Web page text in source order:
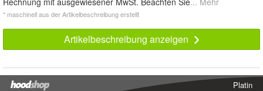
* maschinell aus der Artikelbeschreibung erstellt
Artikelbeschreibung anzeigen
Platin